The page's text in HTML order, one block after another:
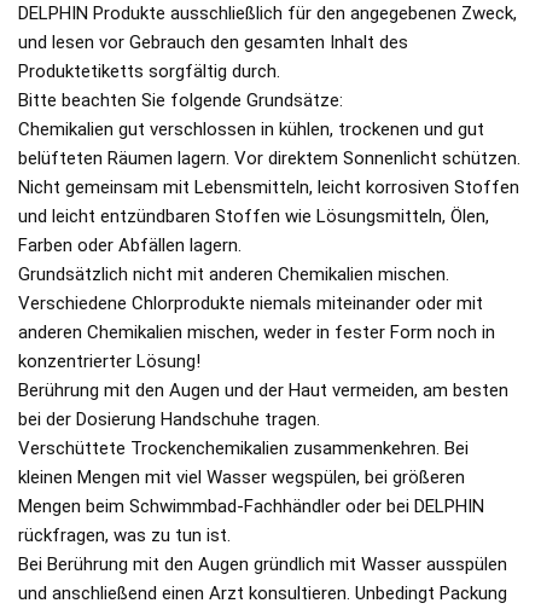
DELPHIN Produkte ausschließlich für den angegebenen Zweck,
und lesen vor Gebrauch den gesamten Inhalt des
Produktetiketts sorgfältig durch.
Bitte beachten Sie folgende Grundsätze:
Chemikalien gut verschlossen in kühlen, trockenen und gut
belüfteten Räumen lagern. Vor direktem Sonnenlicht schützen.
Nicht gemeinsam mit Lebensmitteln, leicht korrosiven Stoffen
und leicht entzündbaren Stoffen wie Lösungsmitteln, Ölen,
Farben oder Abfällen lagern.
Grundsätzlich nicht mit anderen Chemikalien mischen.
Verschiedene Chlorprodukte niemals miteinander oder mit
anderen Chemikalien mischen, weder in fester Form noch in
konzentrierter Lösung!
Berührung mit den Augen und der Haut vermeiden, am besten
bei der Dosierung Handschuhe tragen.
Verschüttete Trockenchemikalien zusammenkehren. Bei
kleinen Mengen mit viel Wasser wegspülen, bei größeren
Mengen beim Schwimmbad-Fachhändler oder bei DELPHIN
rückfragen, was zu tun ist.
Bei Berührung mit den Augen gründlich mit Wasser ausspülen
und anschließend einen Arzt konsultieren. Unbedingt Packung